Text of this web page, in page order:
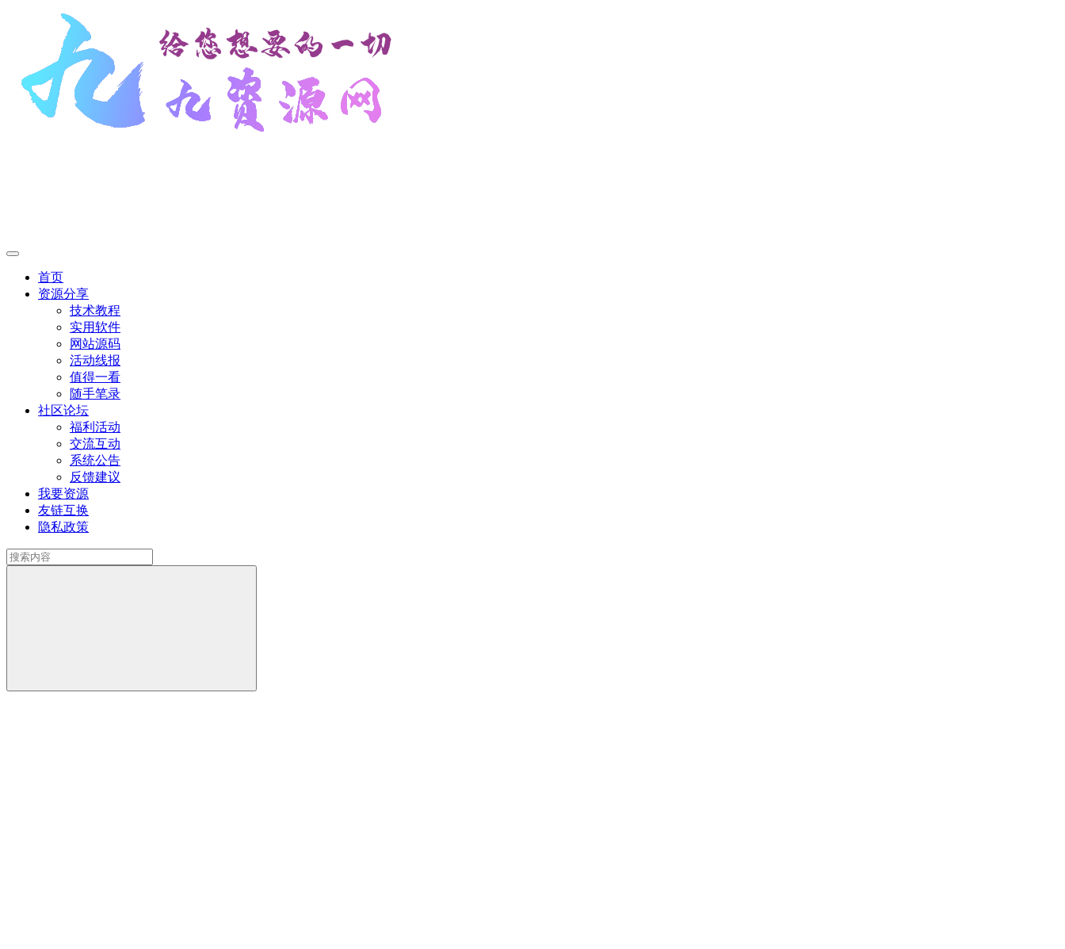
首页
资源分享
技术教程
实用软件
网站源码
活动线报
值得一看
随手笔录
社区论坛
福利活动
交流互动
系统公告
反馈建议
我要资源
友链互换
隐私政策